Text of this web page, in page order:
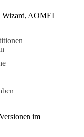
Wizard, AOMEI
im